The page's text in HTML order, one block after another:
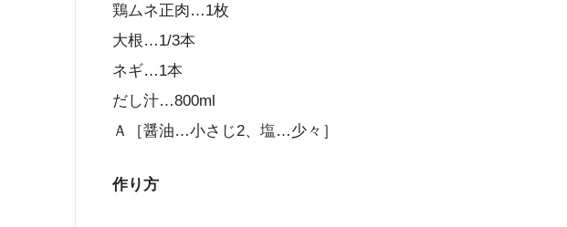
鶏ムネ正肉…1枚
大根…1/3本
ネギ…1本
だし汁…800ml
Ａ［醤油…小さじ2、塩…少々］
作り方